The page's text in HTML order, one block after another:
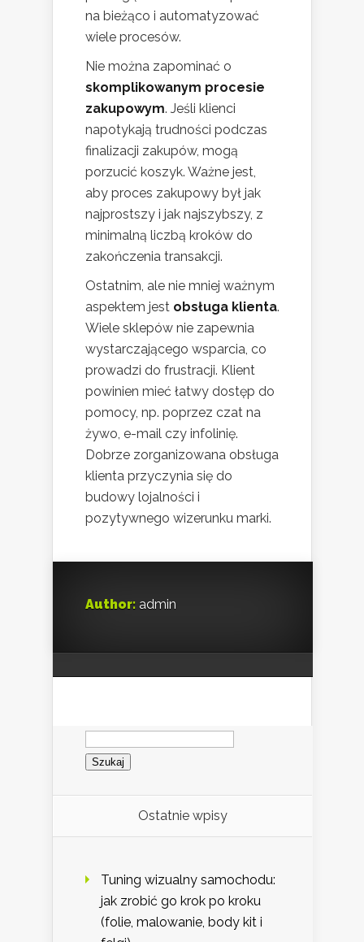
na bieżąco i automatyzować
wiele procesów.
Nie można zapominać o
skomplikowanym procesie
zakupowym. Jeśli klienci
napotykają trudności podczas
finalizacji zakupów, mogą
porzucić koszyk. Ważne jest,
aby proces zakupowy był jak
najprostszy i jak najszybszy, z
minimalną liczbą kroków do
zakończenia transakcji.
Ostatnim, ale nie mniej ważnym
aspektem jest obsługa klienta.
Wiele sklepów nie zapewnia
wystarczającego wsparcia, co
prowadzi do frustracji. Klient
powinien mieć łatwy dostęp do
pomocy, np. poprzez czat na
żywo, e-mail czy infolinię.
Dobrze zorganizowana obsługa
klienta przyczynia się do
budowy lojalności i
pozytywnego wizerunku marki.
Author: admin
Szukaj:
Ostatnie wpisy
Tuning wizualny samochodu:
jak zrobić go krok po kroku
(folie, malowanie, body kit i